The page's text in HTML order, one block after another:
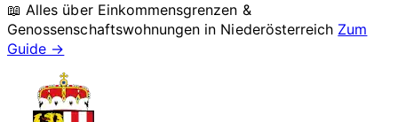
📖 Alles über Einkommensgrenzen &
Genossenschaftswohnungen in Niederösterreich Zum
Guide →